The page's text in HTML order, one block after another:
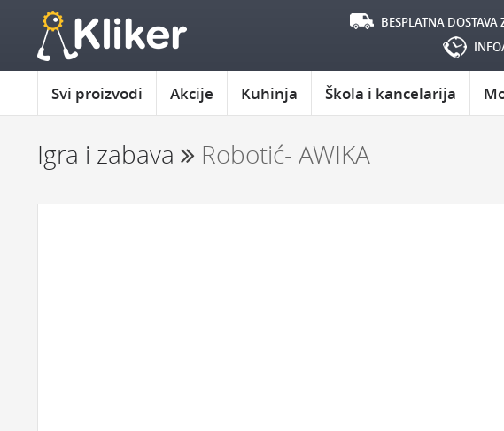
BESPLATNA
Svi proizvodi Akcije Kuhinja Škola i kancelarija
Igra i zabava Robotić- AWIKA